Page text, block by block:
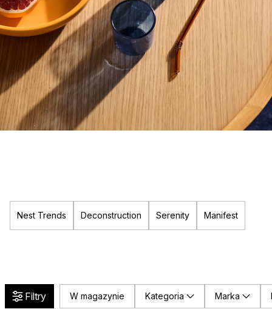
Nest Trends Deconstruction Serenity Manifest
Filtry W magazynie Kategoria Marka